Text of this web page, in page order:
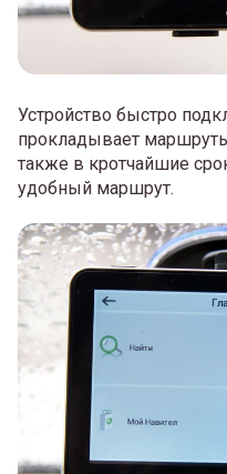
Устройство быстро
прокладывает
также в кротчайшие
удобный маршрут.